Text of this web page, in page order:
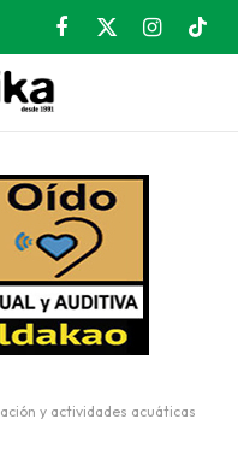
Facebook
X
Instagram
y actividades acuáticas